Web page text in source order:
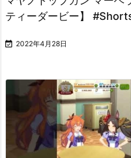
ティーダービー】
 2022年4月28日